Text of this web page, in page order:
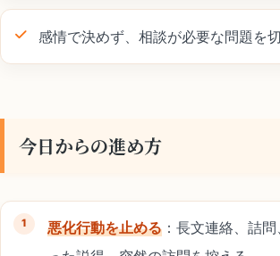
感情で決めず、相談が必要な問題を
今日からの進め方
悪化行動を止める ：長文連絡、詰